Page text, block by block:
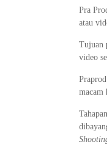
Pra
atau
Tujuan
video
macam